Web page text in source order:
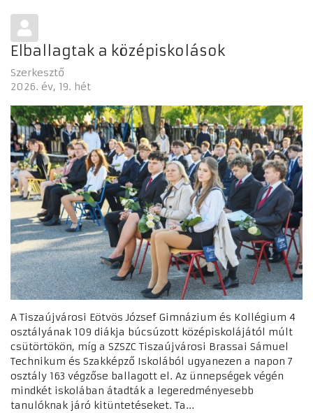
Elballagtak a középiskolások
Szerkesztő
2026. év 19. hét
A Tiszaújvárosi Eötvös József Gimnázium és Kollégium 4
osztályának 109 diákja búcsúzott középiskolájától múlt
csütörtökön, míg a SZSZC Tiszaújvárosi Brassai Sámuel
Technikum és Szakképző Iskolából ugyanezen a napon 7
osztály 163 végzőse ballagott el. Az ünnepségek végén
mindkét iskolában átadták a legeredményesebb
tanulóknak járó kitüntetéseket. Ta...